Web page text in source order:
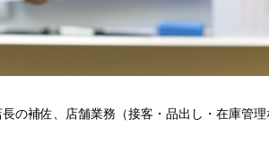
の補佐、店舗業務（接客・品出し・在庫管